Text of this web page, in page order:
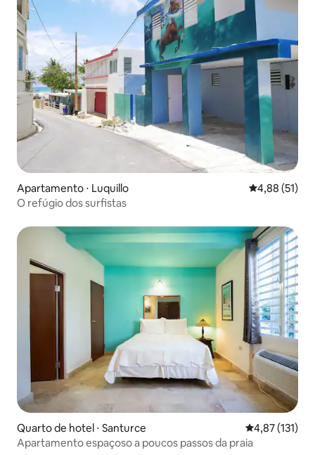
Apartamento ⋅ Luquillo 4,88 de uma
4,88 (51)
O refúgio dos surfistas
Quarto de hotel ⋅ Santurce 4,87 de uma
4,87 (131)
Apartamento espaçoso a poucos passos da praia